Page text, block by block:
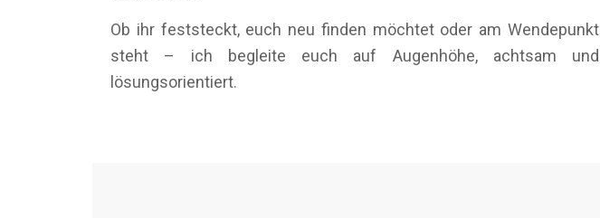
Ob ihr feststeckt, euch neu finden möchtet oder am Wendepunkt
steht – ich begleite euch auf Augenhöhe, achtsam und
lösungsorientiert.